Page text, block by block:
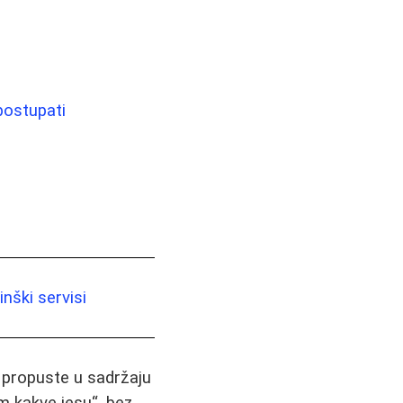
servisi
u sadržaju